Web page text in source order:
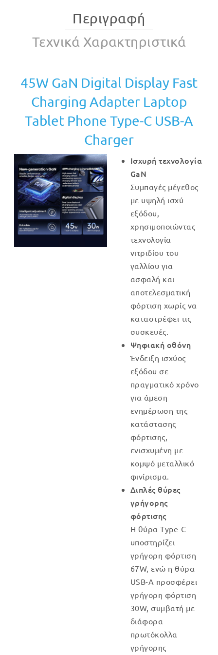
Περιγραφή
Τεχνικά Χαρακτηριστικά
45W GaN Digital Display Fast
Charging Adapter Laptop
Tablet Phone Type-C USB-A
Charger
Ισχυρή τεχνολογία
GaN
Συμπαγές μέγεθος
με υψηλή ισχύ
εξόδου,
χρησιμοποιώντας
τεχνολογία
νιτριδίου του
γαλλίου για
ασφαλή και
αποτελεσματική
φόρτιση χωρίς να
καταστρέφει τις
συσκευές.
Ψηφιακή οθόνη
Ένδειξη ισχύος
εξόδου σε
πραγματικό χρόνο
για άμεση
ενημέρωση της
κατάστασης
φόρτισης,
ενισχυμένη με
κομψό μεταλλικό
φινίρισμα.
Διπλές θύρες
γρήγορης
φόρτισης
Η θύρα Type-C
υποστηρίζει
γρήγορη φόρτιση
67W, ενώ η θύρα
USB-A προσφέρει
γρήγορη φόρτιση
30W, συμβατή με
διάφορα
πρωτόκολλα
γρήγορης